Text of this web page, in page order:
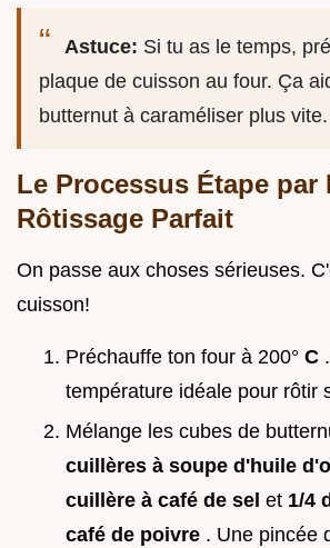
Astuce: Si tu as le temps,
plaque de cuisson au four. Ça
butternut à caraméliser plus vite.
Le Processus Étape par
Rôtissage Parfait
On passe aux choses sérieuses.
cuisson!
Préchauffe ton four à 200° C
température idéale pour rôtir
Mélange les cubes de
cuillères à soupe d'huile
cuillère à café de sel et 1/4
café de poivre . Une pincée